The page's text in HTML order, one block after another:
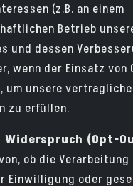
(z.B. an einem
Betrieb
und dessen
wenn der Einsatz von
unsere
zu erfüllen.
(Opt-
ob die Verarbeitung
Einwilligung oder